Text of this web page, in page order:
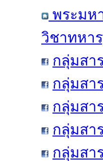
พระมห
วิชาทหา
กลุ่มสา
กลุ่มสา
กลุ่มสา
กลุ่มสา
กลุ่มสา